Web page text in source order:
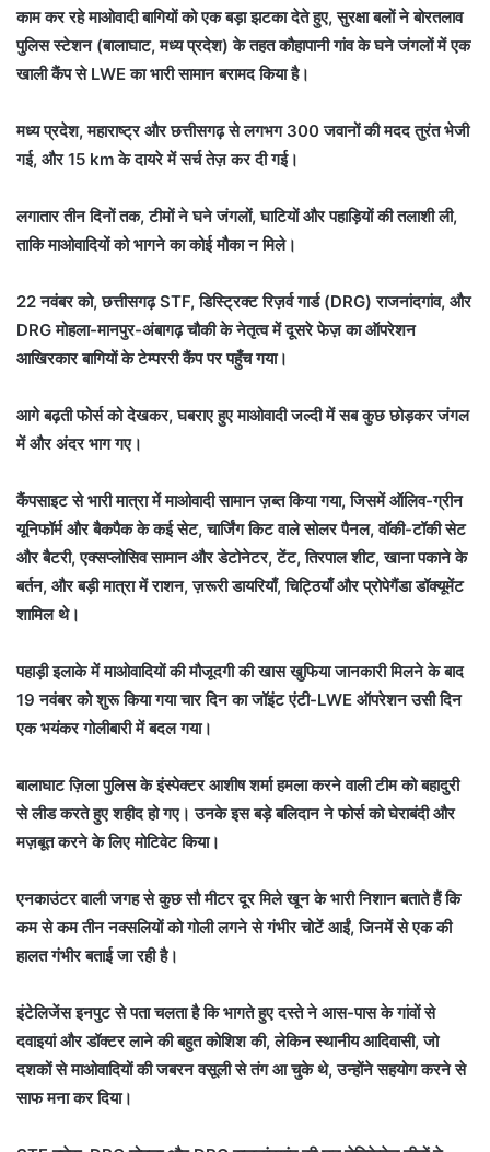
काम कर रहे माओवादी बागियों को एक बड़ा झटका देते हुए, सुरक्षा बलों ने बोरतलाव
पुलिस स्टेशन (बालाघाट, मध्य प्रदेश) के तहत कौहापानी गांव के घने जंगलों में एक
खाली कैंप से LWE का भारी सामान बरामद किया है।
मध्य प्रदेश, महाराष्ट्र और छत्तीसगढ़ से लगभग 300 जवानों की मदद तुरंत भेजी
गई, और 15 km के दायरे में सर्च तेज़ कर दी गई।
लगातार तीन दिनों तक, टीमों ने घने जंगलों, घाटियों और पहाड़ियों की तलाशी ली,
ताकि माओवादियों को भागने का कोई मौका न मिले।
22 नवंबर को, छत्तीसगढ़ STF, डिस्ट्रिक्ट रिज़र्व गार्ड (DRG) राजनांदगांव, और
DRG मोहला-मानपुर-अंबागढ़ चौकी के नेतृत्व में दूसरे फेज़ का ऑपरेशन
आखिरकार बागियों के टेम्पररी कैंप पर पहुँच गया।
आगे बढ़ती फोर्स को देखकर, घबराए हुए माओवादी जल्दी में सब कुछ छोड़कर जंगल
में और अंदर भाग गए।
कैंपसाइट से भारी मात्रा में माओवादी सामान ज़ब्त किया गया, जिसमें ऑलिव-ग्रीन
यूनिफॉर्म और बैकपैक के कई सेट, चार्जिंग किट वाले सोलर पैनल, वॉकी-टॉकी सेट
और बैटरी, एक्सप्लोसिव सामान और डेटोनेटर, टेंट, तिरपाल शीट, खाना पकाने के
बर्तन, और बड़ी मात्रा में राशन, ज़रूरी डायरियाँ, चिट्ठियाँ और प्रोपेगैंडा डॉक्यूमेंट
शामिल थे।
पहाड़ी इलाके में माओवादियों की मौजूदगी की खास खुफिया जानकारी मिलने के बाद
19 नवंबर को शुरू किया गया चार दिन का जॉइंट एंटी-LWE ऑपरेशन उसी दिन
एक भयंकर गोलीबारी में बदल गया।
बालाघाट ज़िला पुलिस के इंस्पेक्टर आशीष शर्मा हमला करने वाली टीम को बहादुरी
से लीड करते हुए शहीद हो गए। उनके इस बड़े बलिदान ने फोर्स को घेराबंदी और
मज़बूत करने के लिए मोटिवेट किया।
एनकाउंटर वाली जगह से कुछ सौ मीटर दूर मिले खून के भारी निशान बताते हैं कि
कम से कम तीन नक्सलियों को गोली लगने से गंभीर चोटें आईं, जिनमें से एक की
हालत गंभीर बताई जा रही है।
इंटेलिजेंस इनपुट से पता चलता है कि भागते हुए दस्ते ने आस-पास के गांवों से
दवाइयां और डॉक्टर लाने की बहुत कोशिश की, लेकिन स्थानीय आदिवासी, जो
दशकों से माओवादियों की जबरन वसूली से तंग आ चुके थे, उन्होंने सहयोग करने से
साफ मना कर दिया।